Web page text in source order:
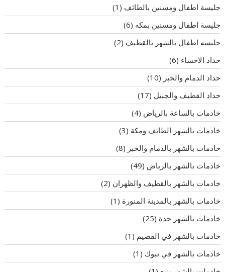
جليسة اطفال ومسنين بالطائف (1)
جليسة اطفال ومسنين بمكه (6)
جليسه اطفال بالشهر بالقطيف (2)
حداد الاحساء (6)
حداد الدمام والخبر (10)
حداد القطيف والجبيل (17)
خادمات بالساعة بالرياض (4)
خادمات بالشهر الطائف ومكة (3)
خادمات بالشهر بالدمام والخبر (8)
خادمات بالشهر بالرياض (49)
خادمات بالشهر بالقطيف والظهران (2)
خادمات بالشهر بالمدينة المنورة (1)
خادمات بالشهر جدة (25)
خادمات بالشهر في القصيم (1)
خادمات بالشهر في تبوك (1)